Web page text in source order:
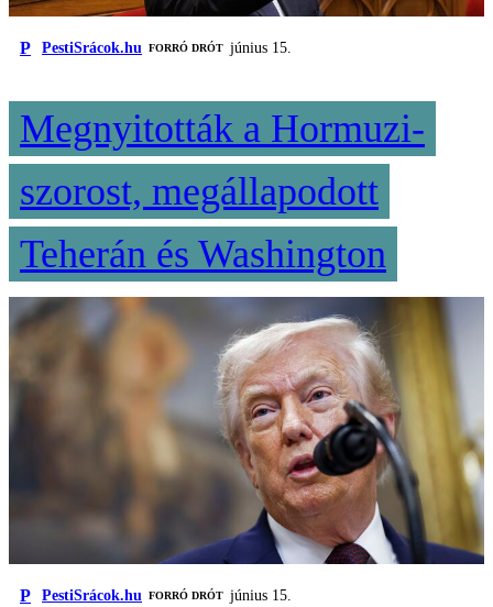
P PestiSrácok.hu FORRÓ DRÓT június 15.
Megnyitották a Hormuzi-
szorost, megállapodott
Teherán és Washington
P PestiSrácok.hu FORRÓ DRÓT június 15.